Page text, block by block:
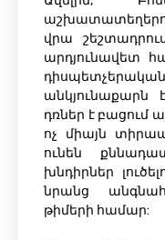
վրա
արդյունավետ
դռներ է բացում
ոչ միայն
ունեն
խնդիրներ
նրանց
թիմերի համար: